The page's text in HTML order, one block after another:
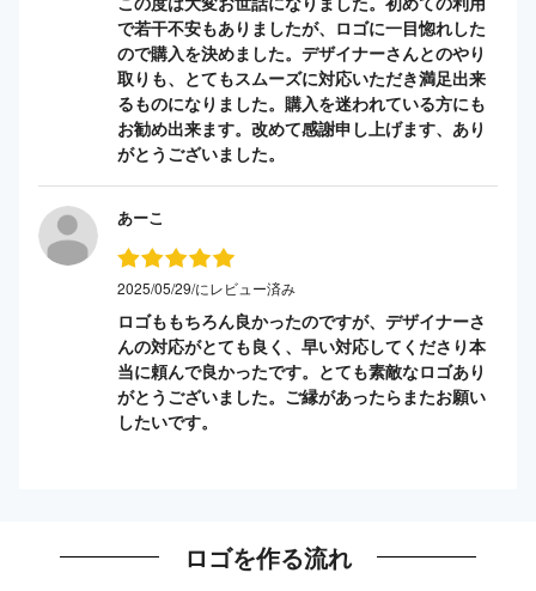
で若干不安もありましたが、ロゴに一目惚れした
ので購入を決めました。デザイナーさんとのやり
取りも、とてもスムーズに対応いただき満足出来
るものになりました。購入を迷われている方にも
お勧め出来ます。改めて感謝申し上げます、あり
がとうございました。
あーこ
2025/05/29/にレビュー済み
ロゴももちろん良かったのですが、デザイナーさ
んの対応がとても良く、早い対応してくださり本
当に頼んで良かったです。とても素敵なロゴあり
がとうございました。ご縁があったらまたお願い
したいです。
ロゴを作る流れ